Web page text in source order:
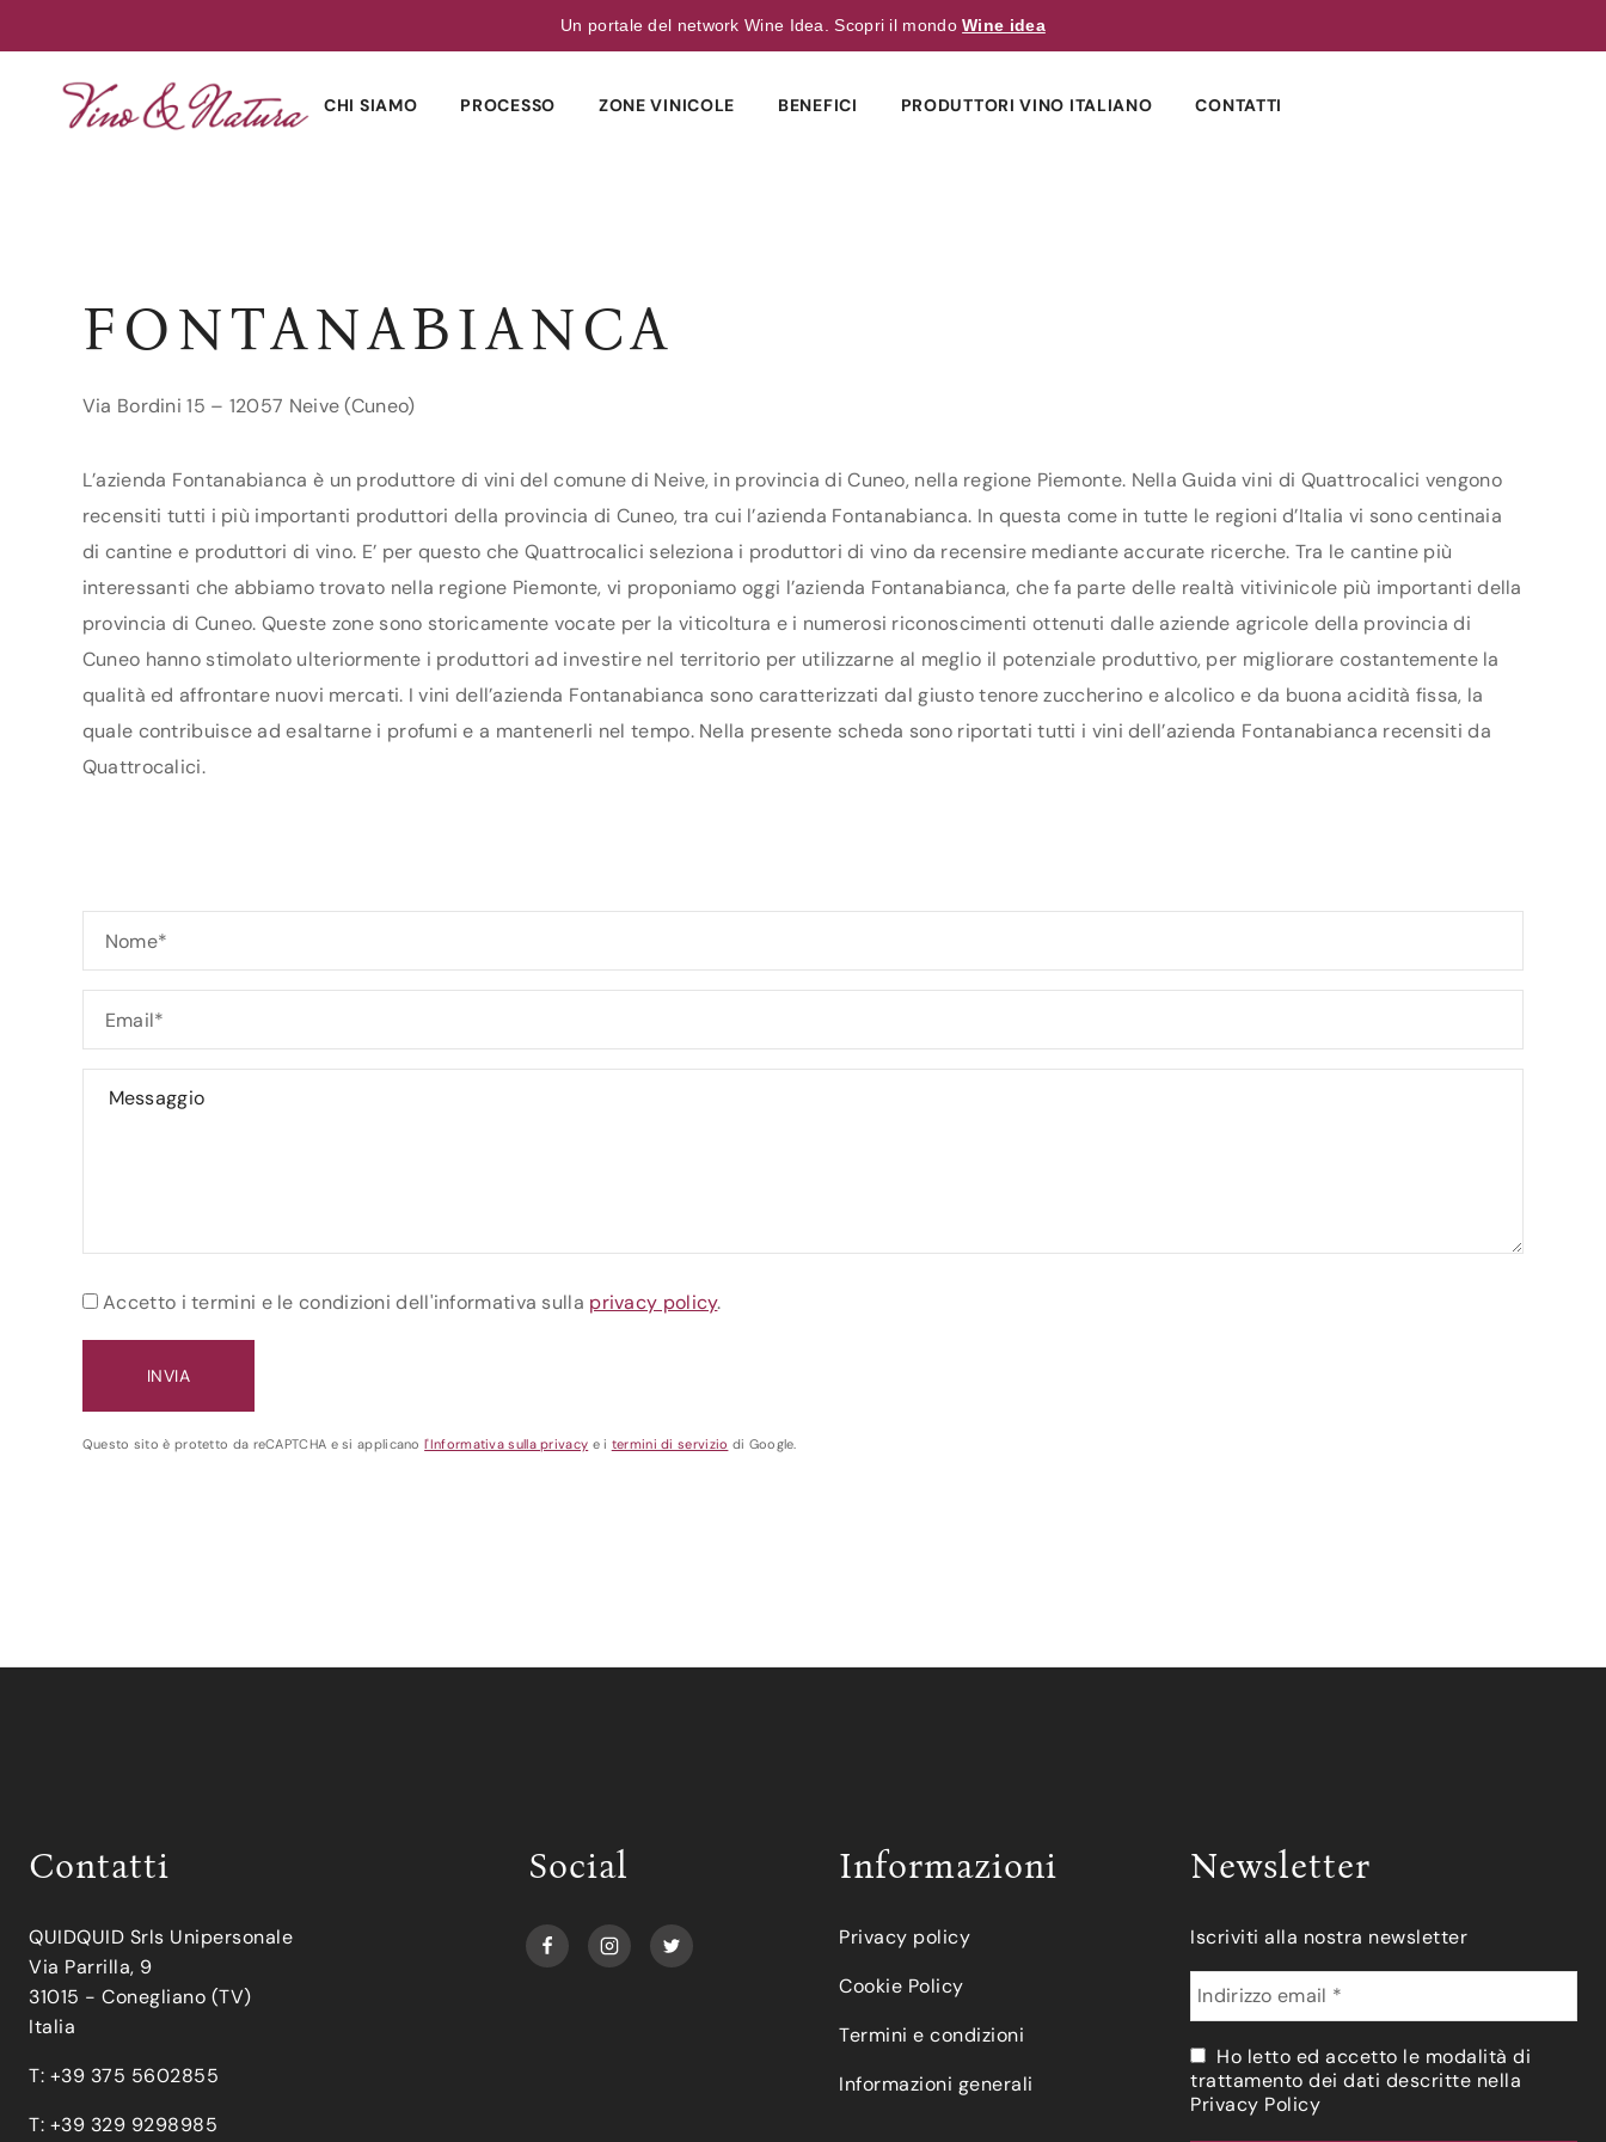
Un portale del network Wine Idea. Scopri il mondoWine idea
CHI SIAMO PROCESSO ZONE VINICOLE BENEFICI PRODUTTORI VINO ITALIANO CONTATTI
FONTANABIANCA
Via Bordini 15 – 12057 Neive (Cuneo)
L’azienda Fontanabianca è un produttore di vini del comune di Neive, in provincia di Cuneo, nella regione Piemonte. Nella Guida vini di Quattrocalici vengono
recensiti tutti i più importanti produttori della provincia di Cuneo, tra cui l’azienda Fontanabianca. In questa come in tutte le regioni d’Italia vi sono centinaia
di cantine e produttori di vino. E’ per questo che Quattrocalici seleziona i produttori di vino da recensire mediante accurate ricerche. Tra le cantine più
interessanti che abbiamo trovato nella regione Piemonte, vi proponiamo oggi l’azienda Fontanabianca, che fa parte delle realtà vitivinicole più importanti della
provincia di Cuneo. Queste zone sono storicamente vocate per la viticoltura e i numerosi riconoscimenti ottenuti dalle aziende agricole della provincia di
Cuneo hanno stimolato ulteriormente i produttori ad investire nel territorio per utilizzarne al meglio il potenziale produttivo, per migliorare costantemente la
qualità ed affrontare nuovi mercati. I vini dell’azienda Fontanabianca sono caratterizzati dal giusto tenore zuccherino e alcolico e da buona acidità fissa, la
quale contribuisce ad esaltarne i profumi e a mantenerli nel tempo. Nella presente scheda sono riportati tutti i vini dell’azienda Fontanabianca recensiti da
Quattrocalici.
Accetto i termini e le condizioni dell'informativa sulla privacy policy.
Questo sito è protetto da reCAPTCHA e si applicanol'Informativa sulla privacy e i termini di servizio di Google.
Contatti
QUIDQUID Srls Unipersonale
Via Parrilla, 9
31015 - Conegliano (TV)
Italia
T: +39 375 5602855
T: +39 329 9298985
Social Informazioni
Privacy policy
Cookie Policy
Termini e condizioni
Informazioni generali
Newsletter
Iscriviti alla nostra newsletter
Ho letto ed accetto le modalità di
trattamento dei dati descritte nella
Privacy Policy